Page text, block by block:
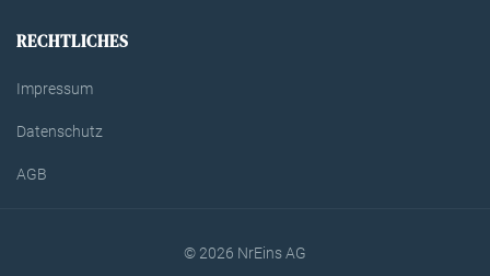
RECHTLICHES
Impressum
Datenschutz
AGB
© 2026 NrEins AG